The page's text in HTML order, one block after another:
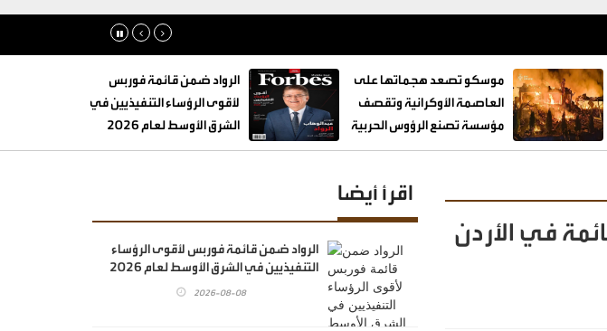
موسكو تصعد هجماتها على
العاصمة الأوكرانية وتقصف
مؤسسة تصنع الرؤوس الحربية
الرواد ضمن قائمة فوربس
لأقوى الرؤساء التنفيذيين في
الشرق الأوسط لعام 2026
في الأردن
اقرأ أيضا
الرواد ضمن قائمة فوربس لأقوى الرؤساء
التنفيذيين في الشرق الأوسط لعام 2026
2026-08-08